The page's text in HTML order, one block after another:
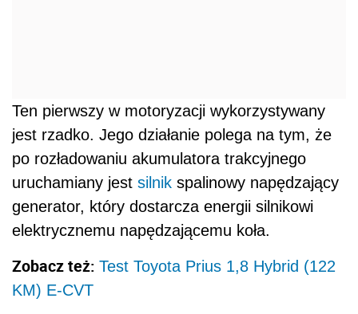
Ten pierwszy w motoryzacji wykorzystywany
jest rzadko. Jego działanie polega na tym, że
po rozładowaniu akumulatora trakcyjnego
uruchamiany jest silnik spalinowy napędzający
generator, który dostarcza energii silnikowi
elektrycznemu napędzającemu koła.
Zobacz też: Test Toyota Prius 1,8 Hybrid (122
KM) E-CVT